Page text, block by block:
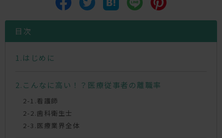
目次
はじめに
こんなに高い！？医療従事者の離職率
看護師
歯科衛生士
医療業界全体